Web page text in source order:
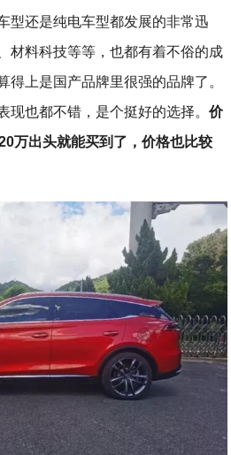
型还是纯电车型都发展的非常迅
材料科技等等，也都有着不俗的成
得上是国产品牌里很强的品牌了。
现也都不错，是个挺好的选择。价
万出头就能买到了，价格也比较